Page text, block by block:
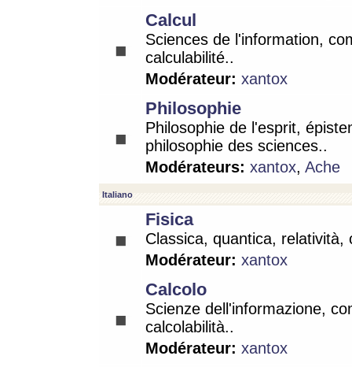
Calcul
Sciences de l'information,
calculabilité..
Modérateur: xantox
Philosophie
Philosophie de l'esprit,
philosophie des sciences..
Modérateurs: xantox, Ache
Italiano
Fisica
Classica, quantica, relatività,
Modérateur: xantox
Calcolo
Scienze dell'informazione,
calcolabilità..
Modérateur: xantox